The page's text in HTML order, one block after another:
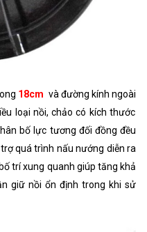
18cm và đường kính ngoài
loại nồi, chảo có kích thước
bố lực tương đối đồng đều
quá trình nấu nướng diễn ra
trí xung quanh giúp tăng khả
giữ nồi ổn định trong khi sử